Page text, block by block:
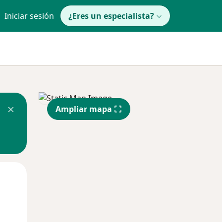
Iniciar sesión ¿Eres un especialista?
Ampliar mapa